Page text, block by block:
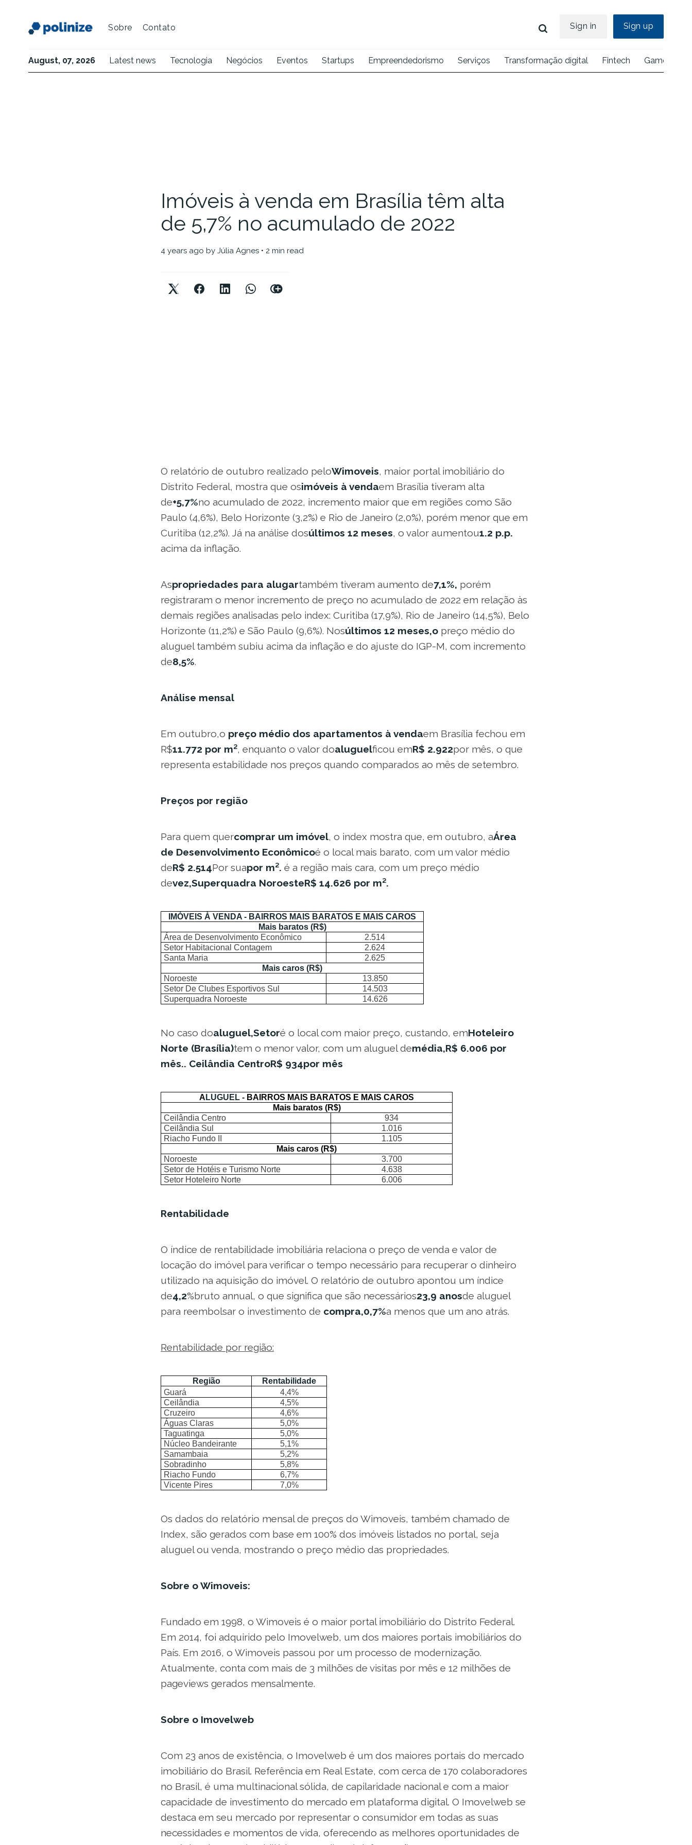
Sobre Contato Sign in Sign up
August, 07, 2026 Latest news Tecnologia Negócios Eventos Startups Empreendedorismo Serviços Transformação digital Fintech Games
Imóveis à venda em Brasília têm alta
de 5,7% no acumulado de 2022
4 years ago by Júlia Agnes • 2 min read
O relatório de outubro realizado peloWimoveis, maior portal imobiliário do
Distrito Federal, mostra que osimóveis à vendaem Brasília tiveram alta
de+5,7%no acumulado de 2022, incremento maior que em regiões como São
Paulo (4,6%), Belo Horizonte (3,2%) e Rio de Janeiro (2,0%), porém menor que em
Curitiba (12,2%). Já na análise dosúltimos 12 meses, o valor aumentou1.2 p.p.
acima da inflação.
Aspropriedades para alugartambém tiveram aumento de7,1%, porém
registraram o menor incremento de preço no acumulado de 2022 em relação às
demais regiões analisadas pelo index: Curitiba (17,9%), Rio de Janeiro (14,5%), Belo
Horizonte (11,2%) e São Paulo (9,6%). Nosúltimos 12 meses,o preço médio do
aluguel também subiu acima da inflação e do ajuste do IGP-M, com incremento
de8,5%.
Análise mensal
Em outubro,o preço médio dos apartamentos à vendaem Brasília fechou em
R$11.772 por m², enquanto o valor doaluguelficou emR$ 2.922por mês, o que
representa estabilidade nos preços quando comparados ao mês de setembro.
Preços por região
Para quem quercomprar um imóvel, o index mostra que, em outubro, aÁrea
de Desenvolvimento Econômicoé o local mais barato, com um valor médio
deR$ 2.514Por suapor m². é a região mais cara, com um preço médio
devez,Superquadra NoroesteR$ 14.626 por m².
IMÓVEIS À VENDA - BAIRROS MAIS BARATOS E MAIS CAROS
Mais baratos (R$)
Área de Desenvolvimento Econômico
2.514
Setor Habitacional Contagem
2.624
Santa Maria
2.625
Mais caros (R$)
Noroeste
13.850
Setor De Clubes Esportivos Sul
14.503
Superquadra Noroeste
14.626
No caso doaluguel,Setoré o local com maior preço, custando, emHoteleiro
Norte (Brasília)tem o menor valor, com um aluguel demédia,R$ 6.006 por
mês.. Ceilândia CentroR$ 934por mês
A LUGUEL - BAIRROS MAIS BARATOS E MAIS CAROS
Mais baratos (R$)
Ceilândia Centro
934
Ceilândia Sul
1.016
Riacho Fundo II
1.105
Mais caros (R$)
Noroeste
3.700
Setor de Hotéis e Turismo Norte
4.638
Setor Hoteleiro Norte
6.006
Rentabilidade
O índice de rentabilidade imobiliária relaciona o preço de venda e valor de
locação do imóvel para verificar o tempo necessário para recuperar o dinheiro
utilizado na aquisição do imóvel. O relatório de outubro apontou um índice
de4,2%bruto annual, o que significa que são necessários23,9 anosde aluguel
para reembolsar o investimento de compra,0,7%a menos que um ano atrás.
Rentabilidade por região:
Região
Rentabilidade
Guará
4,4%
Ceilândia
4,5%
Cruzeiro
4,6%
Águas Claras
5,0%
Taguatinga
5,0%
Núcleo Bandeirante
5,1%
Samambaia
5,2%
Sobradinho
5,8%
Riacho Fundo
6,7%
Vicente Pires
7,0%
Os dados do relatório mensal de preços do Wimoveis, também chamado de
Index, são gerados com base em 100% dos imóveis listados no portal, seja
aluguel ou venda, mostrando o preço médio das propriedades.
Sobre o Wimoveis:
Fundado em 1998, o Wimoveis é o maior portal imobiliário do Distrito Federal.
Em 2014, foi adquirido pelo Imovelweb, um dos maiores portais imobiliários do
País. Em 2016, o Wimoveis passou por um processo de modernização.
Atualmente, conta com mais de 3 milhões de visitas por mês e 12 milhões de
pageviews gerados mensalmente.
Sobre o Imovelweb
Com 23 anos de existência, o Imovelweb é um dos maiores portais do mercado
imobiliário do Brasil. Referência em Real Estate, com cerca de 170 colaboradores
no Brasil, é uma multinacional sólida, de capilaridade nacional e com a maior
capacidade de investimento do mercado em plataforma digital. O Imovelweb se
destaca em seu mercado por representar o consumidor em todas as suas
necessidades e momentos de vida, oferecendo as melhores oportunidades de